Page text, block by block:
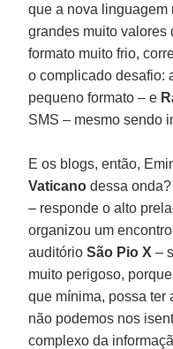
que a nova linguagem
grandes muito valores
formato muito frio,
o complicado desafio:
pequeno formato – e
SMS – mesmo sendo
E os blogs, então,
Vaticanodessa
– responde o alto
organizou um
auditórioSão Pio X–
muito perigoso,
que mínima, possa ter
não podemos nos
complexo da